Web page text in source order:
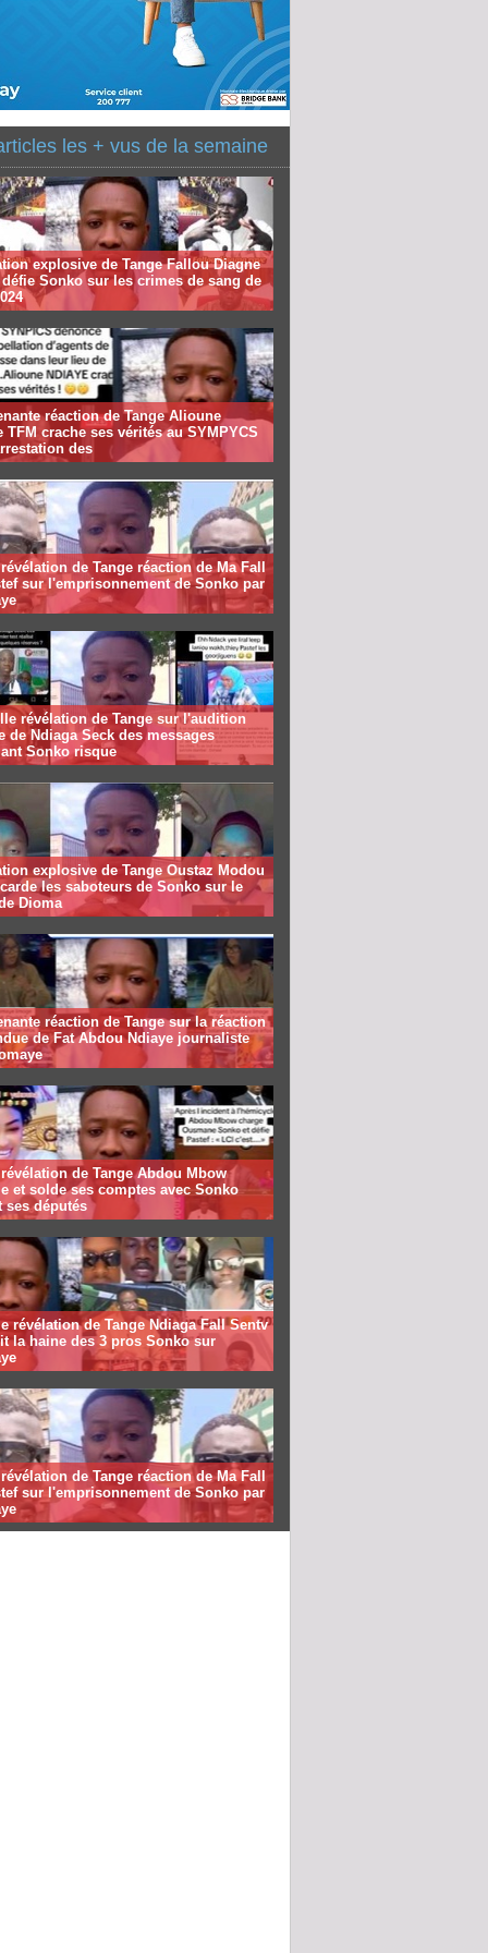
les + vus de la semaine
explosive de Tange Fallou Diagne
Sonko sur les crimes de sang de
réaction de Tange Alioune
TFM crache ses vérités au SYMPYCS
des
de Tange réaction de Ma Fall
sur l'emprisonnement de Sonko par
révélation de Tange sur l'audition
de Ndiaga Seck des messages
Sonko risque
explosive de Tange Oustaz Modou
les saboteurs de Sonko sur le
Dioma
réaction de Tange sur la réaction
de Fat Abdou Ndiaye journaliste
de Tange Abdou Mbow
et solde ses comptes avec Sonko
ses députés
révélation de Tange Ndiaga Fall Sentv
la haine des 3 pros Sonko sur
de Tange réaction de Ma Fall
sur l'emprisonnement de Sonko par